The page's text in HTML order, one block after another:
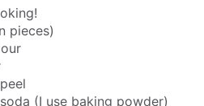
pieces)
(I use baking powder)